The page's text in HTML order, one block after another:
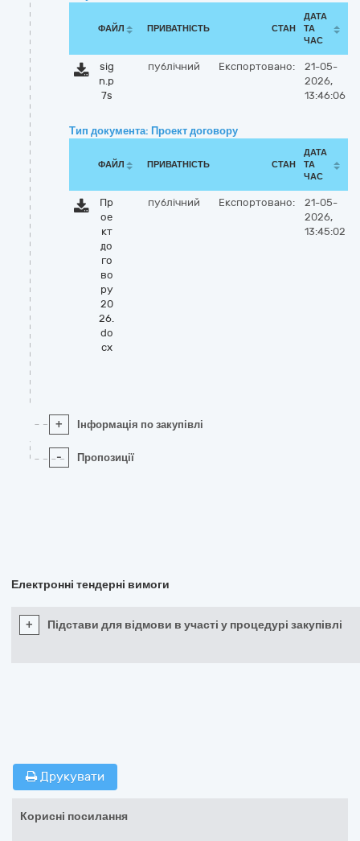
ФАЙЛ ПРИВАТНІСТЬ СТАН
ДАТА
ТА
ЧАС
sig
n.p
7s
публічний Експортовано:
21-05-
2026,
13:46:06
Тип документа: Проект договору
ФАЙЛ ПРИВАТНІСТЬ СТАН
ДАТА
ТА
ЧАС
Пр
ое
кт
до
го
во
ру
20
26.
do
cx
публічний Експортовано:
21-05-
2026,
13:45:02
+ Інформація по закупівлі
- Пропозиції
Електронні тендерні вимоги
+ Підстави для відмови в участі у процедурі закупівлі
Друкувати
Корисні посилання